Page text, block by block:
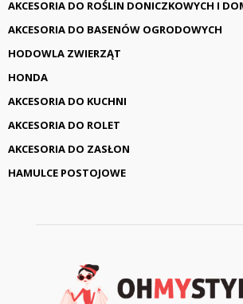
AKCESORIA DO ROŚLIN DONICZKOWYCH I
AKCESORIA DO BASENÓW OGRODOWYCH
HODOWLA ZWIERZĄT
HONDA
AKCESORIA DO KUCHNI
AKCESORIA DO ROLET
AKCESORIA DO ZASŁON
HAMULCE POSTOJOWE